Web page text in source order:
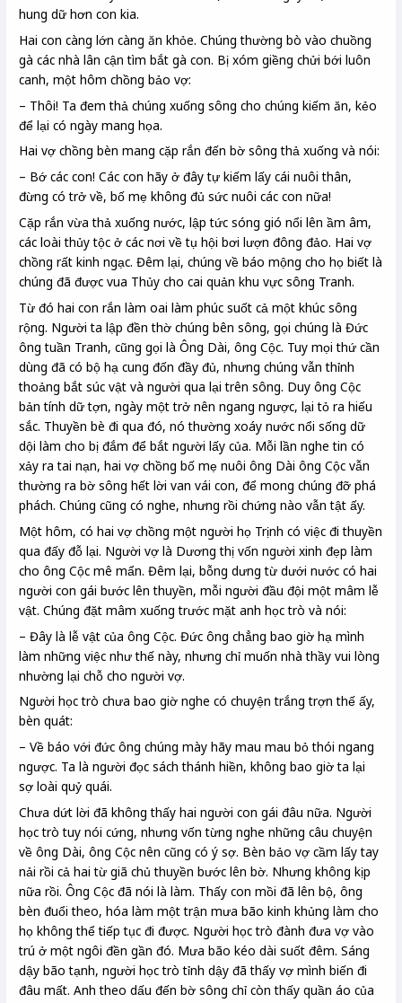
hung dữ hơn con kia.
Hai con càng lớn càng ăn khỏe. Chúng thường bò vào chuồng
gà các nhà lân cận tìm bắt gà con. Bị xóm giềng chửi bới luôn
canh, một hôm chồng bảo vợ:
– Thôi! Ta đem thả chúng xuống sông cho chúng kiếm ăn, kẻo
để lại có ngày mang họa.
Hai vợ chồng bèn mang cặp rắn đến bờ sông thả xuống và nói:
– Bớ các con! Các con hãy ở đây tự kiếm lấy cái nuôi thân,
đừng có trở về, bố mẹ không đủ sức nuôi các con nữa!
Cặp rắn vừa thả xuống nước, lập tức sóng gió nổi lên ầm âm,
các loài thủy tộc ở các nơi về tụ hội bơi lượn đông đảo. Hai vợ
chồng rất kinh ngạc. Đêm lại, chúng về báo mộng cho họ biết là
chúng đã được vua Thủy cho cai quản khu vực sông Tranh.
Từ đó hai con rắn làm oai làm phúc suốt cả một khúc sông
rộng. Người ta lập đền thờ chúng bên sông, gọi chúng là Đức
ông tuần Tranh, cũng gọi là Ông Dài, ông Cộc. Tuy mọi thứ cần
dùng đã có bộ hạ cung đốn đầy đủ, nhưng chúng vẫn thỉnh
thoảng bắt súc vật và người qua lại trên sông. Duy ông Cộc
bản tính dữ tợn, ngày một trở nên ngang ngược, lại tỏ ra hiếu
sắc. Thuyền bè đi qua đó, nó thường xoáy nước nổi sống dữ
dội làm cho bị đắm để bắt người lấy của. Mỗi lần nghe tin có
xảy ra tai nạn, hai vợ chồng bố mẹ nuôi ông Dài ông Cộc vẫn
thường ra bờ sông hết lời van vái con, để mong chúng đỡ phá
phách. Chúng cũng có nghe, nhưng rồi chứng nào vẫn tật ấy.
Một hôm, có hai vợ chồng một người họ Trịnh có việc đi thuyền
qua đấy đỗ lại. Người vợ là Dương thị vốn người xinh đẹp làm
cho ông Cộc mê mẩn. Đêm lại, bỗng dưng từ dưới nước có hai
người con gái bước lên thuyền, mỗi người đầu đội một mâm lễ
vật. Chúng đặt mâm xuống trước mặt anh học trò và nói:
– Đây là lễ vật của ông Cộc. Đức ông chẳng bao giờ hạ mình
làm những việc như thế này, nhưng chỉ muốn nhà thầy vui lòng
nhường lại chỗ cho người vợ.
Người học trò chưa bao giờ nghe có chuyện trắng trợn thế ấy,
bèn quát:
– Về báo với đức ông chúng mày hãy mau mau bỏ thói ngang
ngược. Ta là người đọc sách thánh hiền, không bao giờ ta lại
sợ loài quỷ quái.
Chưa dứt lời đã không thấy hai người con gái đâu nữa. Người
học trò tuy nói cứng, nhưng vốn từng nghe những câu chuyện
về ông Dài, ông Cộc nên cũng có ý sợ. Bèn bảo vợ cầm lấy tay
nải rồi cả hai từ giã chủ thuyền bước lên bờ. Nhưng không kịp
nữa rồi. Ông Cộc đã nói là làm. Thấy con mồi đã lên bộ, ông
bèn đuổi theo, hóa làm một trận mưa bão kinh khủng làm cho
họ không thể tiếp tục đi được. Người học trò đành đưa vợ vào
trú ở một ngôi đền gần đó. Mưa bão kéo dài suốt đêm. Sáng
dậy bão tạnh, người học trò tỉnh dậy đã thấy vợ mình biến đi
đâu mất. Anh theo dấu đến bờ sông chỉ còn thấy quần áo của